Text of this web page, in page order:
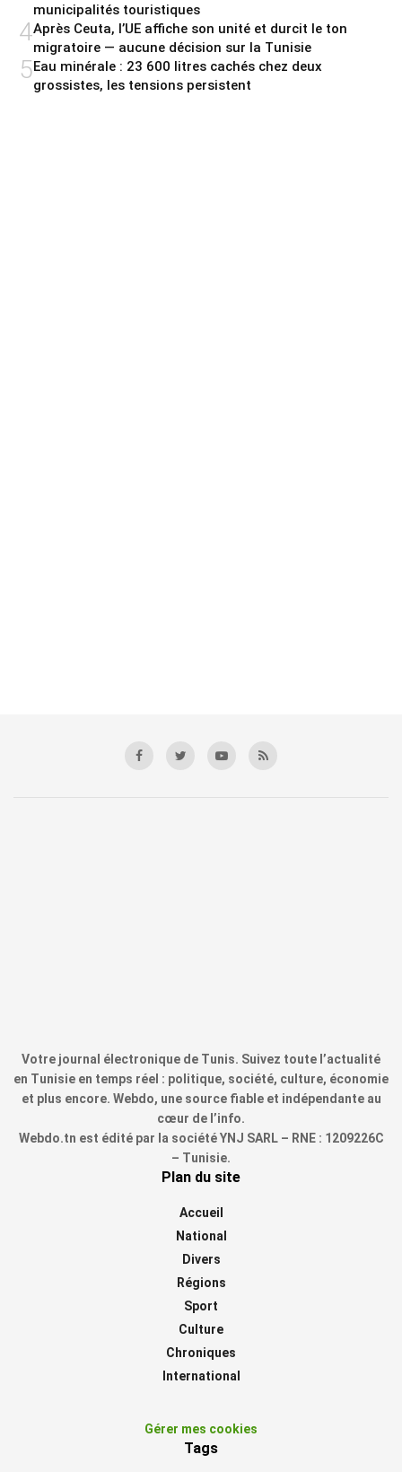
municipalités touristiques
4Après Ceuta, l’UE affiche son unité et durcit le ton
migratoire — aucune décision sur la Tunisie
5Eau minérale : 23 600 litres cachés chez deux
grossistes, les tensions persistent
Votre journal électronique de Tunis. Suivez toute l’actualité
en Tunisie en temps réel : politique, société, culture, économie
et plus encore. Webdo, une source fiable et indépendante au
cœur de l’info.
Webdo.tn est édité par la société YNJ SARL – RNE : 1209226C
– Tunisie.
Plan du site
Accueil
National
Divers
Régions
Sport
Culture
Chroniques
International
Gérer mes cookies
Tags